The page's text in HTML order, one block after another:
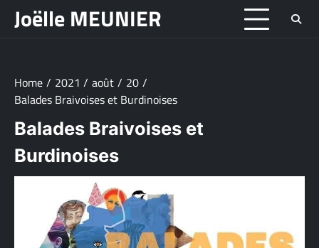
SkipJoëlle MEUNIER
Home 2021 août
20
Balades Braivoises et Burdinoises
Balades Braivoises et
Burdinoises